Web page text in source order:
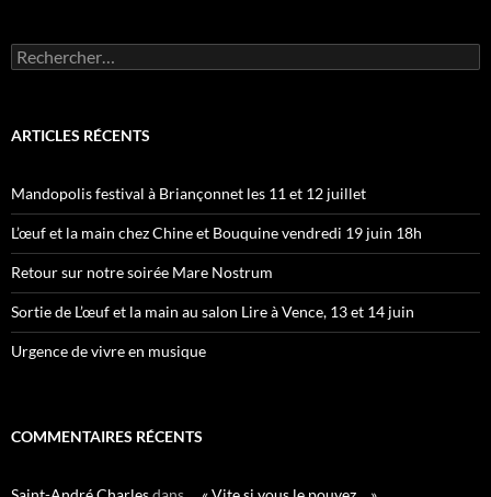
Rechercher :
ARTICLES RÉCENTS
Mandopolis festival à Briançonnet les 11 et 12 juillet
L’œuf et la main chez Chine et Bouquine vendredi 19 juin 18h
Retour sur notre soirée Mare Nostrum
Sortie de L’œuf et la main au salon Lire à Vence, 13 et 14 juin
Urgence de vivre en musique
COMMENTAIRES RÉCENTS